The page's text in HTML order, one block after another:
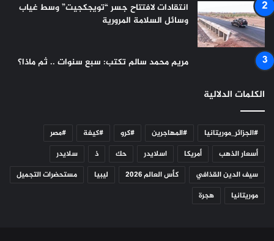
انتقادات لافتتاح جسر “تويجكجيت” وسط غياب
وسائل السلامة المرورية
مريم محمد سالم تكتب: سبع سنوات .. ثم ماذا؟
الكلمات الدلالية
#الجزائر_موريتانيا #المهاجرين #كرو #كيفة
#مصر
أسعار الذهب
أمريكا اسلايدر حك ذ
سلايدر
سيف الدين القذافي
كأس العالم 2026 ليبيا
مستحضرات التجميل
موريتانيا
هجرة